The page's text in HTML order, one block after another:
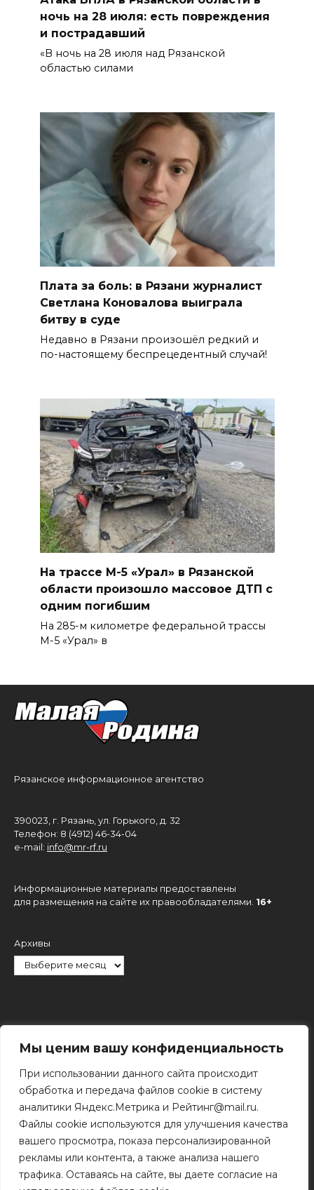
Мы ценим вашу конфиденциальность
При использовании данного сайта происходит
обработка и передача файлов cookie в систему
аналитики Яндекс.Метрика и Рейтинг@mail.ru.
Файлы cookie используются для улучшения качества
вашего просмотра, показа персонализированной
рекламы или контента, а также анализа нашего
трафика. Оставаясь на сайте, вы даете согласие на
ночь на 28 июля: есть повреждения
и пострадавший
«В ночь на 28 июля над Рязанской
областью силами
Плата за боль: в Рязани журналист
Светлана Коновалова выиграла
битву в суде
Недавно в Рязани произошёл редкий и
по-настоящему беспрецедентный случай!
На трассе М-5 «Урал» в Рязанской
области произошло массовое ДТП с
одним погибшим
На 285-м километре федеральной трассы
М-5 «Урал» в
Рязанское информационное агентство
390023, г. Рязань, ул. Горького, д. 32
Телефон: 8 (4912) 46-34-04
e-mail: info@mr-rf.ru
Информационные материалы предоставлены
для размещения на сайте их правообладателями. 16+
Архивы
Поиск